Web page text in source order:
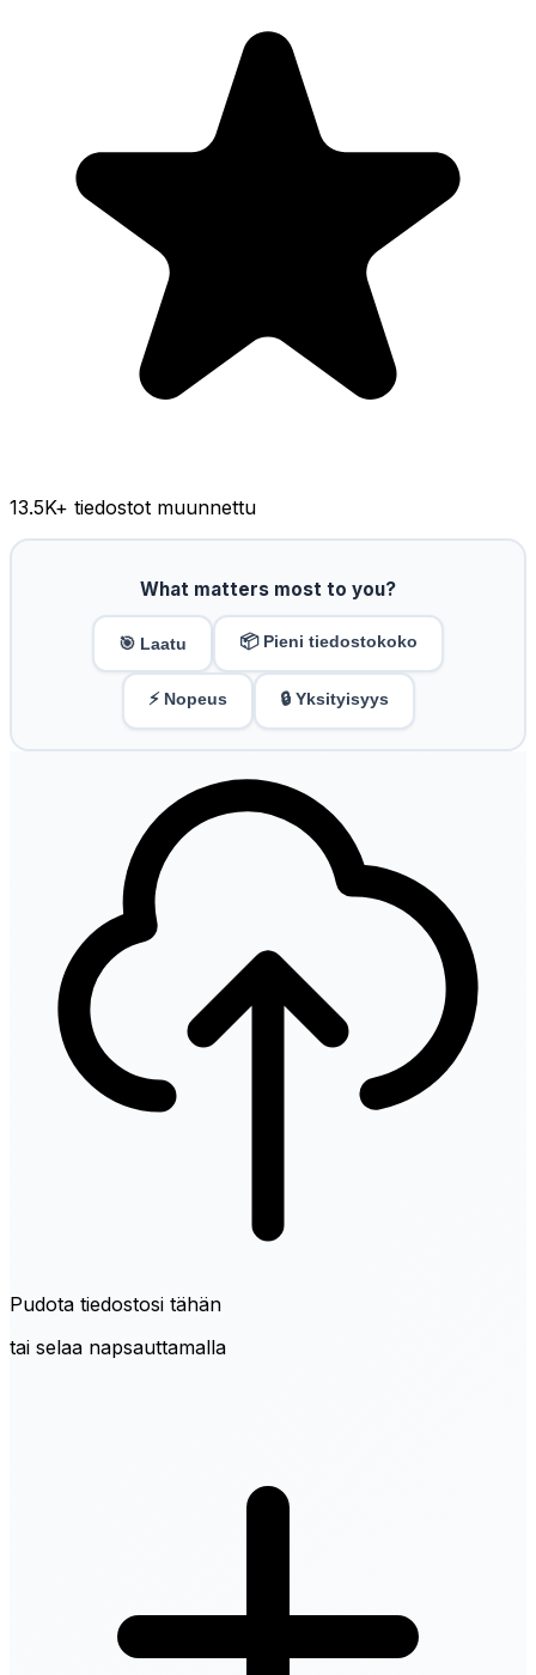
13.5K+ tiedostot muunnettu
What matters most to you?
🎯 Laatu 📦 Pieni tiedostokoko
⚡ Nopeus 🔒 Yksityisyys
Pudota tiedostosi tähän
tai selaa napsauttamalla